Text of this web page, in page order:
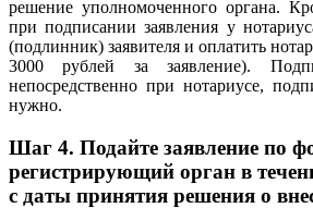
решение уполномоченного органа.
при подписании заявления у
(подлинник) заявителя и оплатить
3000 рублей за заявление).
непосредственно при нотариусе,
нужно.
Шаг 4. Подайте заявление по
регистрирующий орган в
с даты принятия решения о